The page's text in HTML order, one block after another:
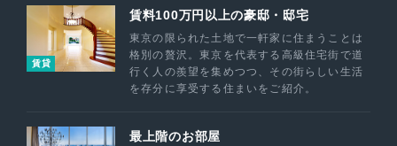
賃貸
賃料100万円以上の豪邸・邸宅
東京の限られた土地で一軒家に住まうことは
格別の贅沢。東京を代表する高級住宅街で道
行く人の羨望を集めつつ、その街らしい生活
を存分に享受する住まいをご紹介。
最上階のお部屋